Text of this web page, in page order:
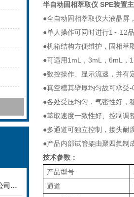
陕西铎鑫环境检测技术有限公司采购我司全自动液液萃取仪
半自动固相萃取仪 SPE装置
●全自动固相萃取仪大液晶屏
●单人操作可同时进行1 ～ 12
●机箱结构方便维护，固相萃
●可适用1mL ， 3mL ， 6mL ，
●数控操作、显示流速，并有
●真空槽其壁厚均匀故可承受-
●各处受压均匀，气密性好，
●萃取速度一致性好、控制调
●多通道可独立控制，接头耐
●产品内部试管架由聚四氟制
技术参数：
产品型号
通道